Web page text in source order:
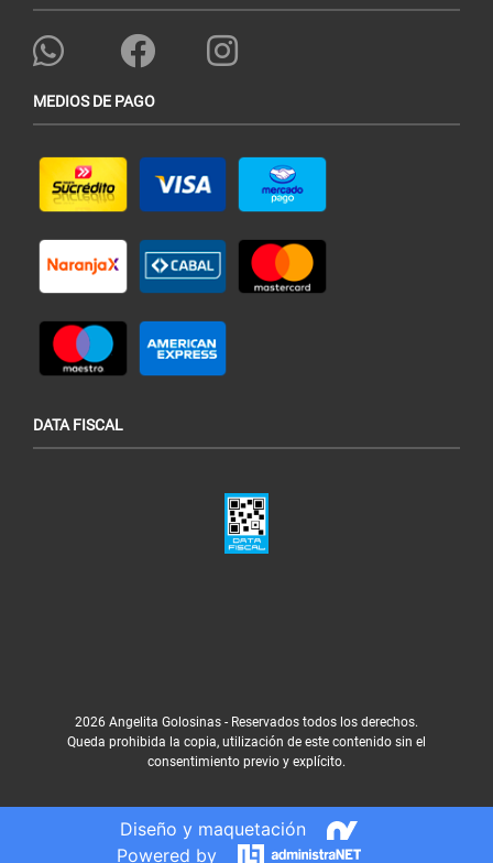
MEDIOS DE PAGO
DATA FISCAL
2026 Angelita Golosinas - Reservados todos los derechos.
Queda prohibida la copia, utilización de este contenido sin el
consentimiento previo y explícito.
Diseño y maquetación
Powered by